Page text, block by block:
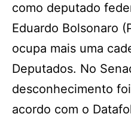
como deputado
Eduardo Bolsonaro
ocupa mais uma
Deputados. No
desconhecimento
acordo com o